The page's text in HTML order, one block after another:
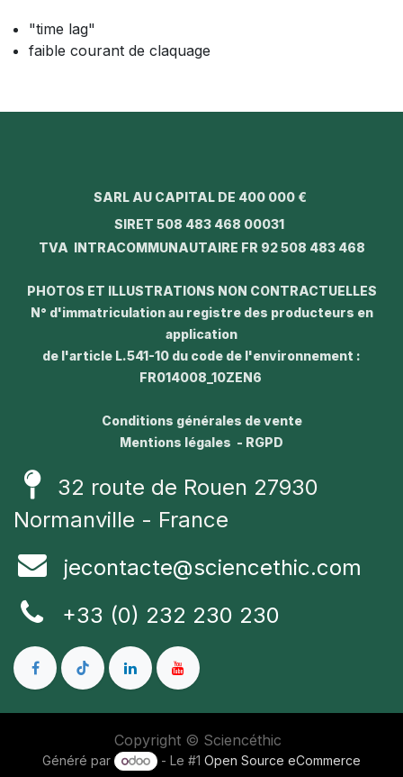
"time lag"
faible courant de claquage
SARL AU CAPITAL DE 400 000 €
SIRET 508 483 468 00031
TVA INTRACOMMUNAUTAIRE FR 92 508 483 468
PHOTOS ET ILLUSTRATIONS NON CONTRACTUELLES
N° d'immatriculation au registre des producteurs en
application
de l'article L.541-10 du code de l'environnement :
FR014008_10ZEN6
Conditions générales de vente
Mentions légales - RGPD
32 route de Rouen 27930
Normanville - France
jecontacte@sciencethic.com
+33 (0) 232 230 230
Copyright © Sciencéthic
Généré par - Le #1Open Source eCommerce